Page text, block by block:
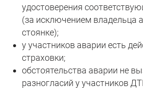
удостоверения
(за исключением владельца
стоянке);
у участников аварии есть
страховки;
обстоятельства аварии не
разногласий у участников